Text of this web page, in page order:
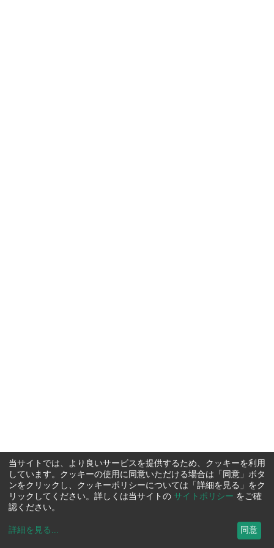
当サイトでは、より良いサービスを提供するため、クッキーを利用
しています。クッキーの使用に同意いただける場合は「同意」ボタ
ンをクリックし、クッキーポリシーについては「詳細を見る」をク
リックしてください。詳しくは当サイトの サイトポリシー をご確
認ください。
詳細を見る ... 同意